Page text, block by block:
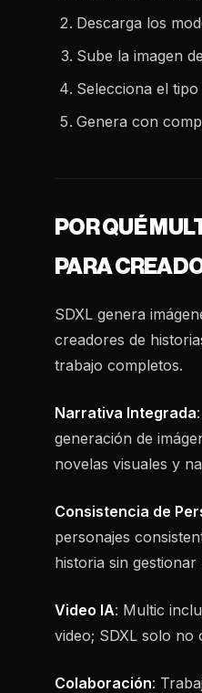
Descarga los
Sube la imagen
Selecciona el
Genera con
POR QUÉ
PARA
SDXL genera
creadores de
trabajo completos.
Narrativa Integrada
generación de
novelas visuales y
Consistencia de
personajes
historia sin
Video IA: Multic
video; SDXL solo no
Colaboración: